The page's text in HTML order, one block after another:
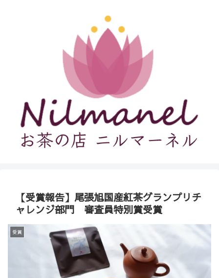
【受賞報告】尾張旭国産紅茶グランプリチ
ャレンジ部門 審査員特別賞受賞
受賞